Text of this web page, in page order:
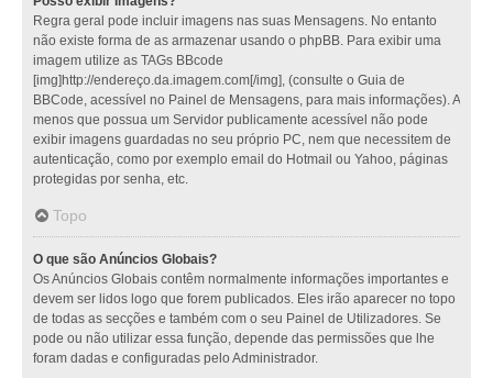
Regra geral pode incluir imagens nas suas Mensagens. No entanto
não existe forma de as armazenar usando o phpBB. Para exibir uma
imagem utilize as TAGs BBcode
[img]http://endereço.da.imagem.com[/img], (consulte o Guia de
BBCode, acessível no Painel de Mensagens, para mais informações). A
menos que possua um Servidor publicamente acessível não pode
exibir imagens guardadas no seu próprio PC, nem que necessitem de
autenticação, como por exemplo email do Hotmail ou Yahoo, páginas
protegidas por senha, etc.
Topo
O que são Anúncios Globais?
Os Anúncios Globais contêm normalmente informações importantes e
devem ser lidos logo que forem publicados. Eles irão aparecer no topo
de todas as secções e também com o seu Painel de Utilizadores. Se
pode ou não utilizar essa função, depende das permissões que lhe
foram dadas e configuradas pelo Administrador.